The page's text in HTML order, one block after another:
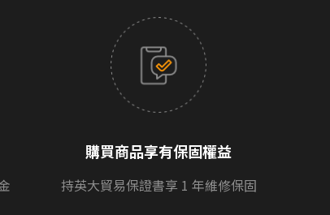
購買商品享有保固權益
持英大貿易保證書享 1 年維修保固